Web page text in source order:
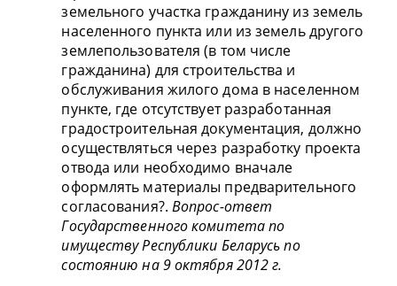
земельного участка гражданину из земель
населенного пункта или из земель другого
землепользователя (в том числе
гражданина) для строительства и
обслуживания жилого дома в населенном
пункте, где отсутствует разработанная
градостроительная документация, должно
осуществляться через разработку проекта
отвода или необходимо вначале
оформлять материалы предварительного
согласования?. Вопрос-ответ
Государственного комитета по
имуществу Республики Беларусь по
состоянию на 9 октября 2012 г.